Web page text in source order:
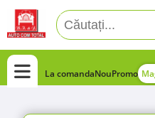
La comandaNouPromo